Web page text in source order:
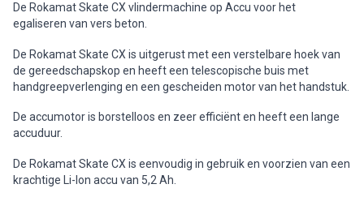
De Rokamat Skate CX vlindermachine op Accu voor het
egaliseren van vers beton.
De Rokamat Skate CX is uitgerust met een verstelbare hoek van
de gereedschapskop en heeft een telescopische buis met
handgreepverlenging en een gescheiden motor van het handstuk.
De accumotor is borstelloos en zeer efficiënt en heeft een lange
accuduur.
De Rokamat Skate CX is eenvoudig in gebruik en voorzien van een
krachtige Li-Ion accu van 5,2 Ah.